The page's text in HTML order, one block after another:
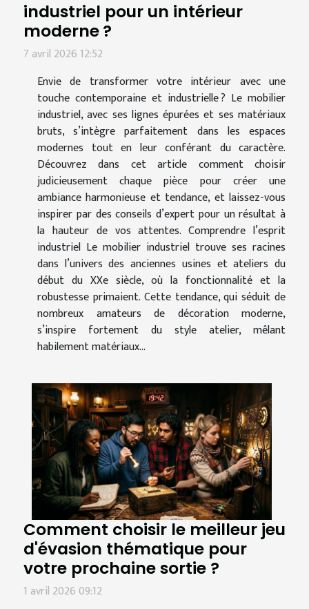
industriel pour un intérieur
moderne ?
7 avril 2026 12:52
Envie de transformer votre intérieur avec une
touche contemporaine et industrielle ? Le mobilier
industriel, avec ses lignes épurées et ses matériaux
bruts, s’intègre parfaitement dans les espaces
modernes tout en leur conférant du caractère.
Découvrez dans cet article comment choisir
judicieusement chaque pièce pour créer une
ambiance harmonieuse et tendance, et laissez-vous
inspirer par des conseils d’expert pour un résultat à
la hauteur de vos attentes. Comprendre l’esprit
industriel Le mobilier industriel trouve ses racines
dans l’univers des anciennes usines et ateliers du
début du XXe siècle, où la fonctionnalité et la
robustesse primaient. Cette tendance, qui séduit de
nombreux amateurs de décoration moderne,
s’inspire fortement du style atelier, mêlant
habilement matériaux...
Comment choisir le meilleur jeu
d'évasion thématique pour
votre prochaine sortie ?
1 avril 2026 09:12